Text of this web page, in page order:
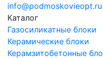
info@podmoskovieopt.ru
Каталог
Газосиликатные блоки
Керамические блоки
Керамзитобетонные